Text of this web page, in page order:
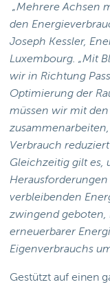
„Mehrere Achsen
den
Joseph Kessler,
Luxembourg. „Mit
wir in Richtung
Optimierung der
müssen wir mit
Verbrauch
Gleichzeitig gilt es,
verbleibenden
zwingend geboten,
erneuerbarer
Eigenverbrauchs
Gestützt auf einen